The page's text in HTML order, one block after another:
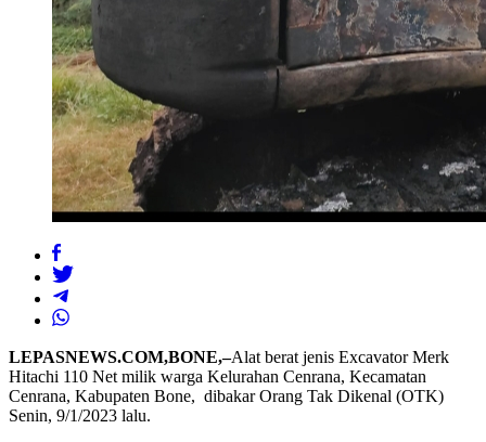
LEPASNEWS.COM,BONE,–Alat berat jenis Excavator Merk
Hitachi 110 Net milik warga Kelurahan Cenrana, Kecamatan
Cenrana, Kabupaten Bone, dibakar Orang Tak Dikenal (OTK)
Senin, 9/1/2023 lalu.